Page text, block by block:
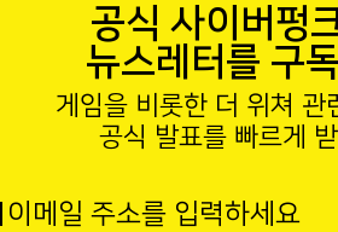
공식 사이버펑
뉴스레터를 구
게임을 비롯한 더 위쳐 관
공식 발표를 빠르게
이메일 주소를 입력하세요